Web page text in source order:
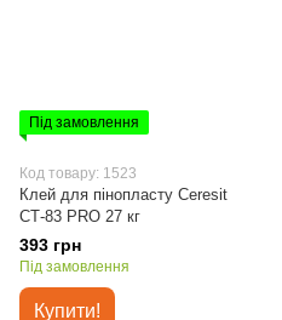
Під замовлення
Код товару: 1523
Клей для пінопласту Ceresit
СТ-83 PRO 27 кг
393 грн
Під замовлення
Купити!